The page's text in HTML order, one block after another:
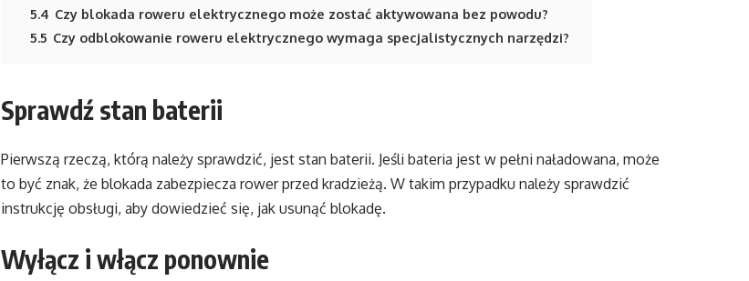
5.4 Czy blokada roweru elektrycznego może zostać aktywowana bez powodu?
5.5 Czy odblokowanie roweru elektrycznego wymaga specjalistycznych narzędzi?
Sprawdź stan baterii
Pierwszą rzeczą, którą należy sprawdzić, jest stan baterii. Jeśli bateria jest w pełni naładowana, może
to być znak, że blokada zabezpiecza rower przed kradzieżą. W takim przypadku należy sprawdzić
instrukcję obsługi, aby dowiedzieć się, jak usunąć blokadę.
Wyłącz i włącz ponownie